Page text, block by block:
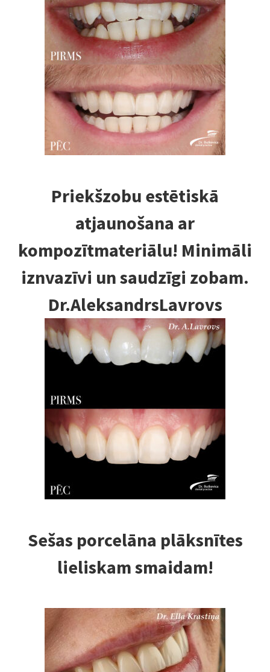
Priekšzobu estētiskā
atjaunošana ar
kompozītmateriālu! Minimāli
iznvazīvi un saudzīgi zobam.
Dr.AleksandrsLavrovs
Sešas porcelāna plāksnītes
lieliskam smaidam!